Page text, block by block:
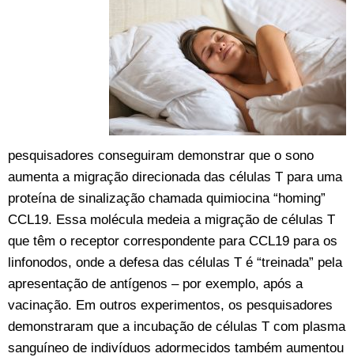
pesquisadores conseguiram demonstrar que o sono
aumenta a migração direcionada das células T para uma
proteína de sinalização chamada quimiocina “homing”
CCL19. Essa molécula medeia a migração de células T
que têm o receptor correspondente para CCL19 para os
linfonodos, onde a defesa das células T é “treinada” pela
apresentação de antígenos – por exemplo, após a
vacinação. Em outros experimentos, os pesquisadores
demonstraram que a incubação de células T com plasma
sanguíneo de indivíduos adormecidos também aumentou